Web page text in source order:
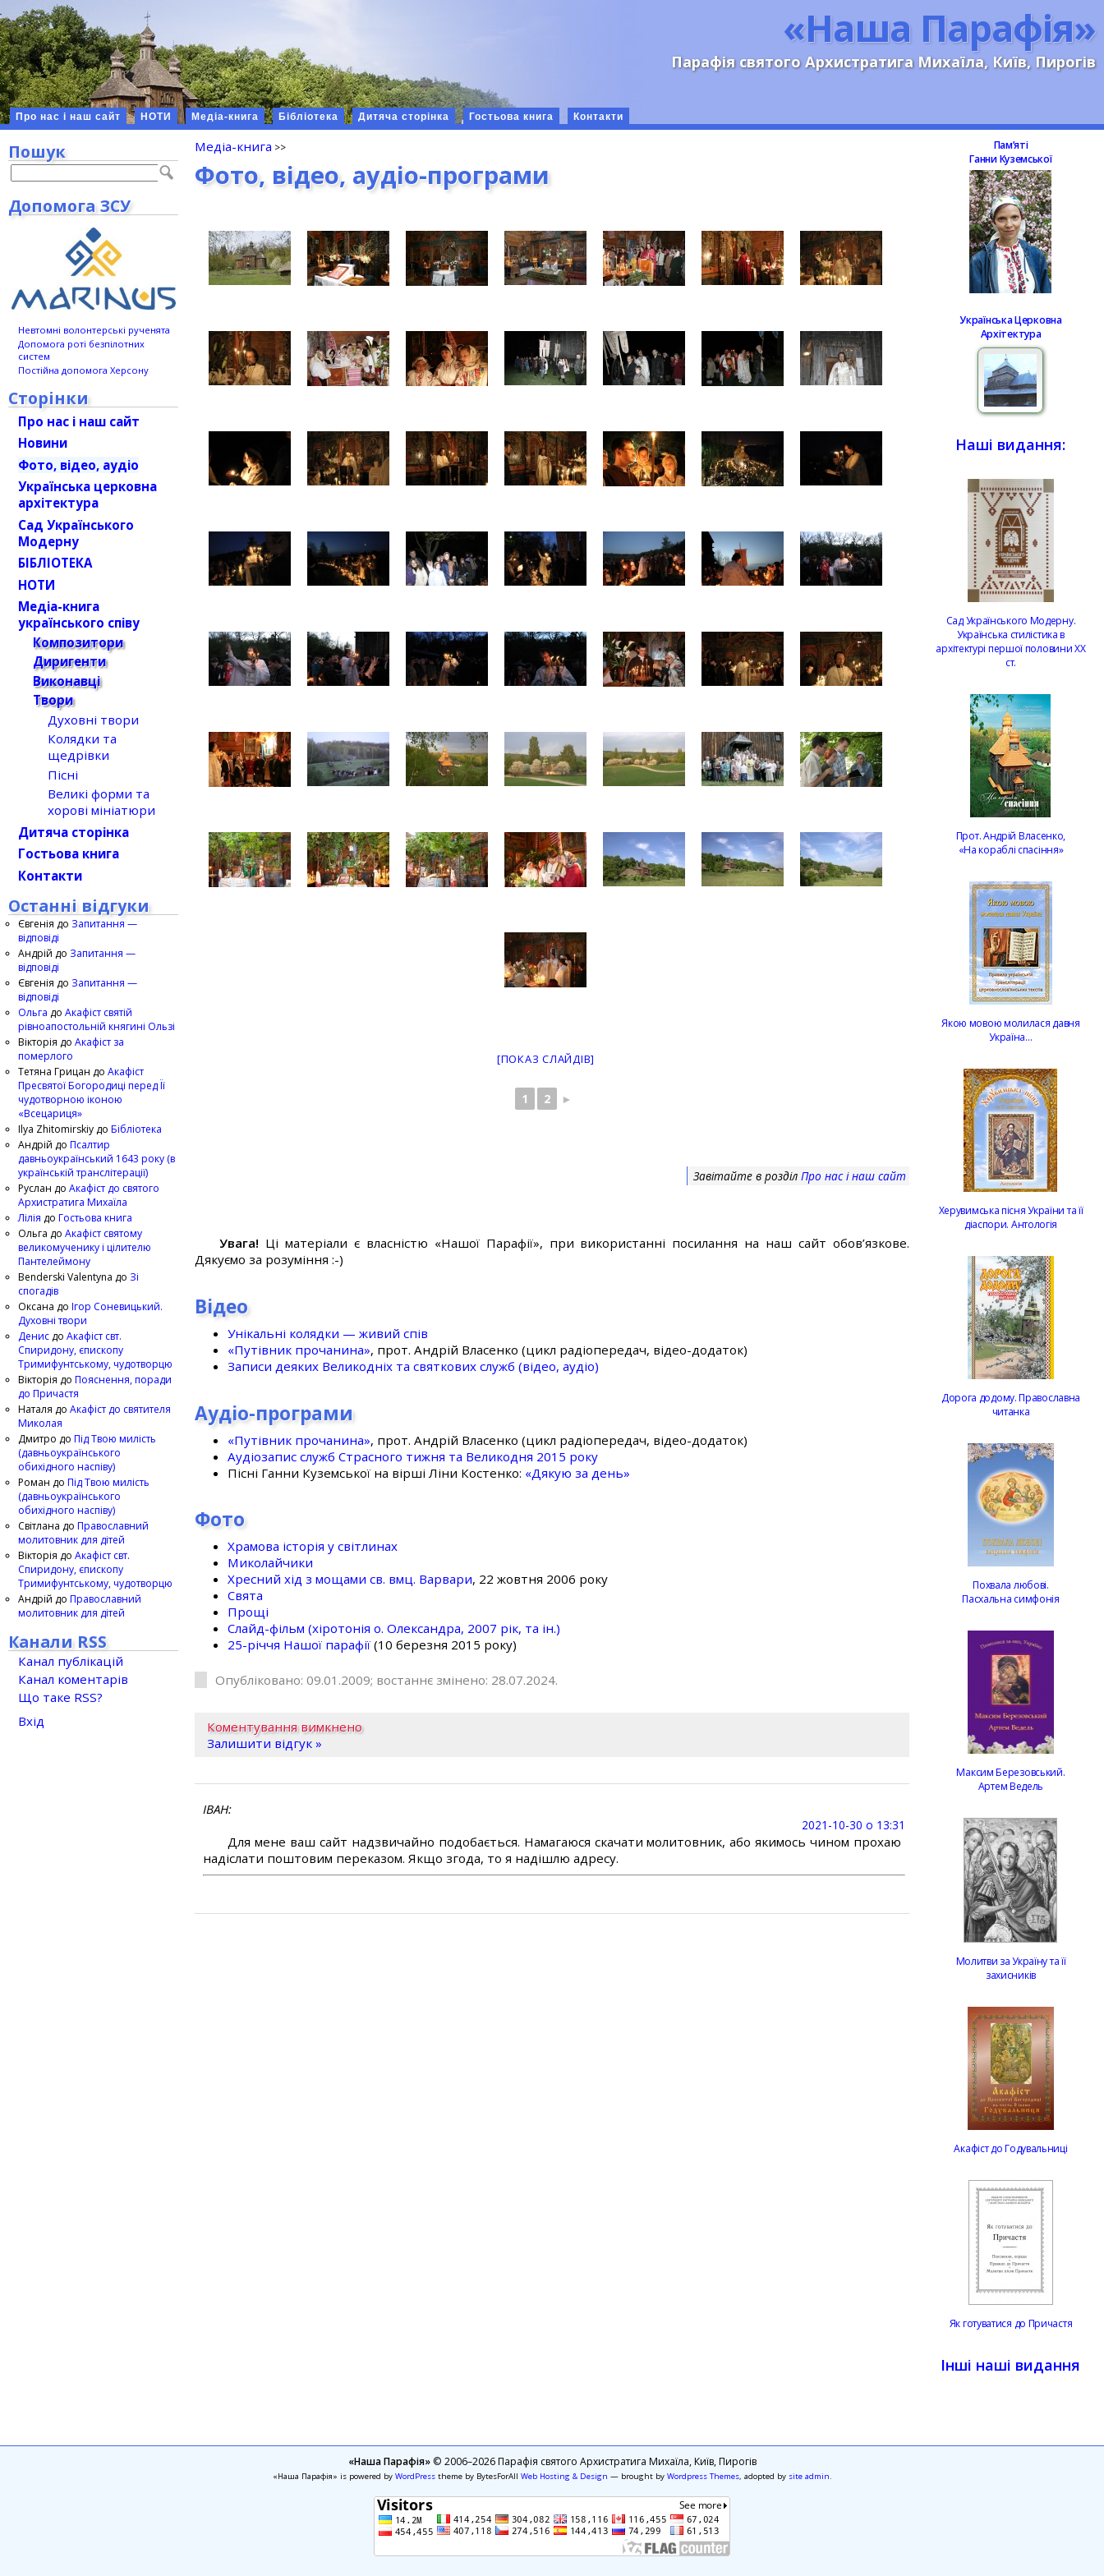
«Наша Парафія»
Парафія святого Архистратига Михаїла, Київ, Пирогів
Про нас і наш сайт НОТИ Медіа-книга Бібліотека Дитяча сторінка Гостьова книга Контакти
Медіа-книга
Фото, відео, аудіо-програми
[ПОКАЗ СЛАЙДІВ]
1 2 ►
Завітайте в розділ Про нас і наш сайт
Увага! Ці матеріали є власністю «Нашої Парафії», при використанні посилання на наш сайт обов’язкове.
Дякуємо за розуміння :-)
Відео
Унікальні колядки — живий спів
«Путівник прочанина», прот. Андрій Власенко (цикл радіопередач, відео-додаток)
Записи деяких Великодніх та святкових служб (відео, аудіо)
Аудіо-програми
«Путівник прочанина», прот. Андрій Власенко (цикл радіопередач, відео-додаток)
Аудіозапис служб Страсного тижня та Великодня 2015 року
Пісні Ганни Куземської на вірші Ліни Костенко: «Дякую за день»
Фото
Храмова історія у світлинах
Миколайчики
Хресний хід з мощами св. вмц. Варвари, 22 жовтня 2006 року
Свята
Прощі
Слайд-фільм (хіротонія о. Олександра, 2007 рік, та ін.)
25-рiччя Нашої парафiї (10 березня 2015 року)
Опубліковано: 09.01.2009; востаннє змінено: 28.07.2024.
Коментування вимкнено
Залишити відгук »
ІВАН
2021-10-30 о 13:31
Для мене ваш сайт надзвичайно подобається. Намагаюся скачати молитовник, або якимось чином прохаю
надіслати поштовим переказом. Якщо згода, то я надішлю адресу.
Пошук
Допомога ЗСУ
Невтомні волонтерські рученята
Допомога роті безпілотних
систем
Постійна допомога Херсону
Сторінки
Про нас і наш сайт
Новини
Фото, відео, аудіо
Українська церковна
архітектура
Сад Українського
Модерну
БІБЛІОТЕКА
НОТИ
Медіа-книга
українського співу
Композитори
Диригенти
Виконавці
Твори
Духовні твори
Колядки та
щедрівки
Пісні
Великі форми та
хорові мініатюри
Дитяча сторінка
Гостьова книга
Контакти
Останні відгуки
Євгенія до Запитання —
відповіді
Андрій до Запитання —
відповіді
Євгенія до Запитання —
відповіді
Ольга до Акафіст святій
рівноапостольній княгині Ользі
Вікторія до Акафіст за
померлого
Тетяна Грицан до Акафіст
Пресвятої Богородиці перед Її
чудотворною іконою
«Всецариця»
Ilya Zhitomirskiy до Бібліотека
Андрій до Псалтир
давньоукраїнський 1643 року (в
українській транслітерації)
Руслан до Акафіст до святого
Архистратига Михаїла
Лілія до Гостьова книга
Ольга до Акафіст святому
великомученику і цілителю
Пантелеймону
Benderski Valentyna до Зі
спогадів
Оксана до Ігор Соневицький.
Духовні твори
Денис до Акафіст свт.
Спиридону, єпископу
Тримифунтському, чудотворцю
Вікторія до Пояснення, поради
до Причастя
Наталя до Акафіст до святителя
Миколая
Дмитро до Під Твою милість
(давньоукраїнського
обихідного наспіву)
Роман до Під Твою милість
(давньоукраїнського
обихідного наспіву)
Світлана до Православний
молитовник для дітей
Вікторія до Акафіст свт.
Спиридону, єпископу
Тримифунтському, чудотворцю
Андрій до Православний
молитовник для дітей
Канали RSS
Канал публікацій
Канал коментарів
Що таке RSS?
Вхід
Памʼяті
Ганни Куземської
Українська Церковна
Архітектура
Наші видання:
Сад Українського Модерну.
Українська стилістика в
архітектурі першої половини ХХ
ст.
Прот. Андрій Власенко,
«На кораблі спасіння»
Якою мовою молилася давня
Україна…
Херувимська пісня України та її
діаспори. Антологія
Дорога додому. Православна
читанка
Похвала любові.
Пасхальна симфонія
Максим Березовський.
Артем Ведель
Молитви за Україну та її
захисників
Акафіст до Годувальниці
Як готуватися до Причастя
Інші наші видання
«Наша Парафія»© 2006–2026 Парафія святого Архистратига Михаїла, Київ, Пирогів
«Наша Парафія» is powered by WordPresstheme by BytesForAll Web Hosting & Design — brought by Wordpress Themes, adopted by site admin.